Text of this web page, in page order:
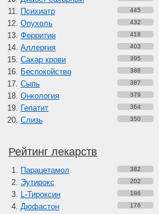
Психиатр 445
Опухоль 432
Ферритин 418
Аллергия 403
Сахар крови 395
Беспокойство 388
Сыпь 387
Онкология 379
Гепатит 364
Слизь 350
Рейтинг лекарств
Парацетамол 382
Эутирокс 202
L-Тироксин 186
Дюфастон 176